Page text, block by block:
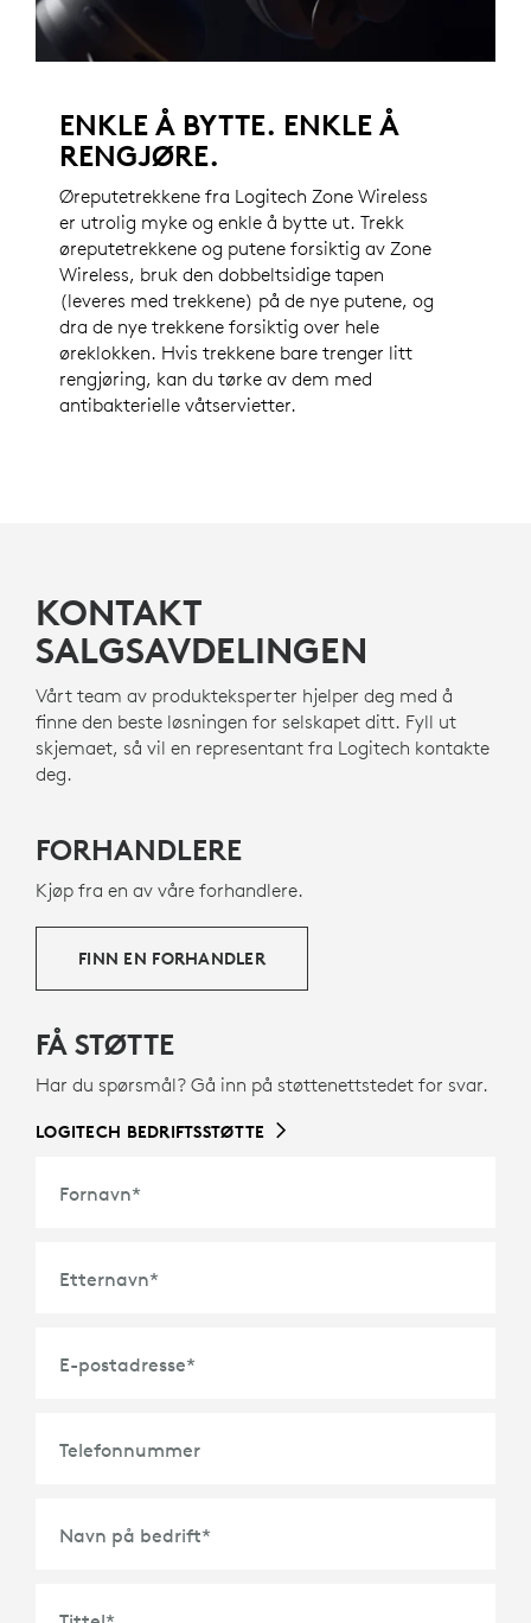
ENKLE Å BYTTE. ENKLE Å
RENGJØRE.
Øreputetrekkene fra Logitech Zone Wireless
er utrolig myke og enkle å bytte ut. Trekk
øreputetrekkene og putene forsiktig av Zone
Wireless, bruk den dobbeltsidige tapen
(leveres med trekkene) på de nye putene, og
dra de nye trekkene forsiktig over hele
øreklokken. Hvis trekkene bare trenger litt
rengjøring, kan du tørke av dem med
antibakterielle våtservietter.
KONTAKT
SALGSAVDELINGEN
Vårt team av produkteksperter hjelper deg med å
finne den beste løsningen for selskapet ditt. Fyll ut
skjemaet, så vil en representant fra Logitech kontakte
deg.
FORHANDLERE
Kjøp fra en av våre forhandlere.
FINN EN FORHANDLER
FÅ STØTTE
Har du spørsmål? Gå inn på støttenettstedet for svar.
LOGITECH BEDRIFTSSTØTTE
Fornavn*
Etternavn*
E-postadresse*
Telefonnummer
Navn på bedrift*